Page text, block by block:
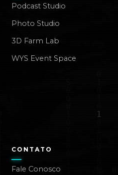
Podcast Studio
Photo Studio
3D Farm Lab
WYS Event Space
CONTATO
Fale Conosco